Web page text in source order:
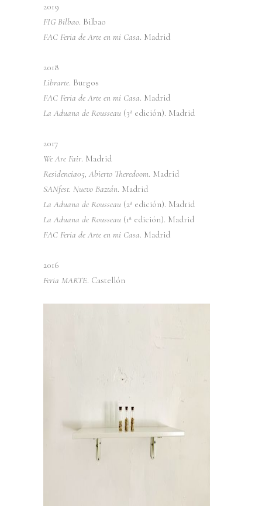
2019
FIG Bilbao. Bilbao
FAC Feria de Arte en mi Casa. Madrid
2018
Librarte. Burgos
FAC Feria de Arte en mi Casa. Madrid
La Aduana de Rousseau (3ª edición). Madrid
2017
We Are Fair. Madrid
Residencia05, Abierto Theredoom. Madrid
SANfest. Nuevo Baztán. Madrid
La Aduana de Rousseau (2ª edición). Madrid
La Aduana de Rousseau (1ª edición). Madrid
FAC Feria de Arte en mi Casa. Madrid
2016
Feria MARTE. Castellón